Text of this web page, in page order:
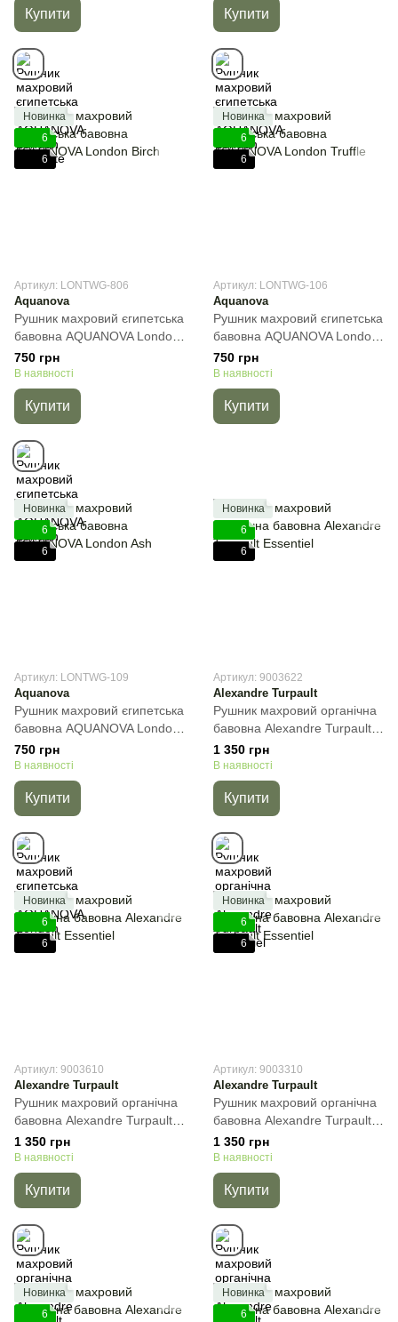
Купити Купити
Новинка
6
6
Артикул: LONTWG-806
Aquanova
Рушник махровий єгипетська
бавовна AQUANOVA London
Birch, Бежевий, 30х50 см,
Для рук
750 грн
В наявності
Купити
Новинка
6
6
Артикул: LONTWG-106
Aquanova
Рушник махровий єгипетська
бавовна AQUANOVA London
Truffle, 30х50 см, Для рук
750 грн
В наявності
Купити
Новинка
6
6
Артикул: LONTWG-109
Aquanova
Рушник махровий єгипетська
бавовна AQUANOVA London
Ash, Кавовий, 30х50 см, Для
рук
750 грн
В наявності
Купити
Новинка
6
6
Артикул: 9003622
Alexandre Turpault
Рушник махровий органічна
бавовна Alexandre Turpault
Essentiel, Білий, 40х60 см,
Гостьове
1 350 грн
В наявності
Купити
Новинка
6
6
Артикул: 9003610
Alexandre Turpault
Рушник махровий органічна
бавовна Alexandre Turpault
Essentiel, Кремовий, 40х60
см, Гостьове
1 350 грн
В наявності
Купити
Новинка
6
6
Артикул: 9003310
Alexandre Turpault
Рушник махровий органічна
бавовна Alexandre Turpault
Essentiel, Темно-сірий,
40х60 см, Гостьове
1 350 грн
В наявності
Купити
Новинка
6
Новинка
6